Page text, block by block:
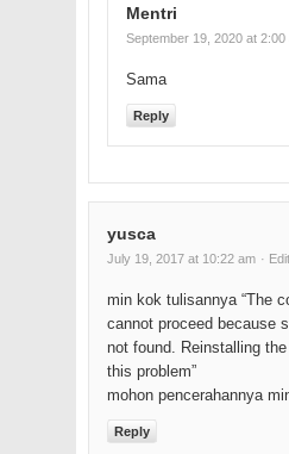
Mentri
September 19, 2020 at 2:00
Sama
Reply
yusca
July 19, 2017 at 10:22 am · Edit
min kok tulisannya “The
cannot proceed because
not found. Reinstalling
this problem”
mohon pencerahannya
Reply